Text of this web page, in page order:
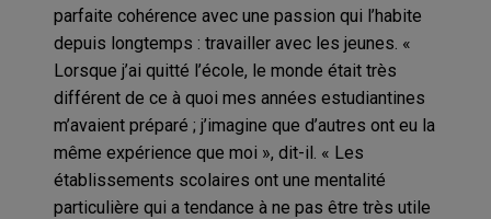
parfaite cohérence avec une passion qui l’habite
depuis longtemps : travailler avec les jeunes. «
Lorsque j’ai quitté l’école, le monde était très
différent de ce à quoi mes années estudiantines
m’avaient préparé ; j’imagine que d’autres ont eu la
même expérience que moi », dit-il. « Les
établissements scolaires ont une mentalité
particulière qui a tendance à ne pas être très utile